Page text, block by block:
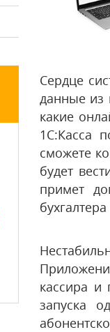
Сердце
данные из
какие
1С:Касса
сможете
будет
примет
бухгалтера
кассира и
запуска